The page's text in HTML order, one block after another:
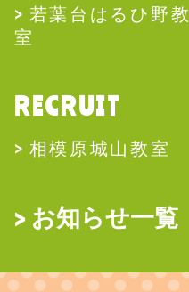
若葉台はるひ野教
室
RECRUIT
相模原城山教室
お知らせ一覧